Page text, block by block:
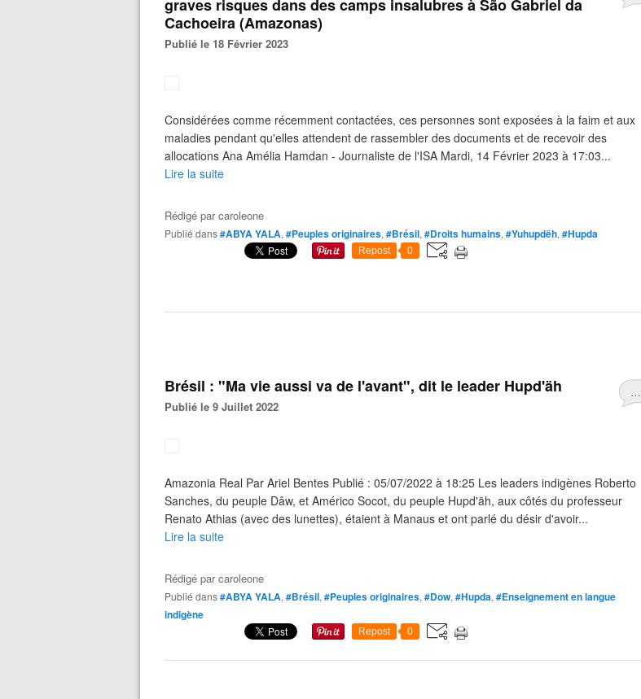
graves risques dans des camps insalubres à São Gabriel da
Cachoeira (Amazonas)
Publié le 18 Février 2023
Considérées comme récemment contactées, ces personnes sont exposées à la faim et aux
maladies pendant qu'elles attendent de rassembler des documents et de recevoir des
allocations Ana Amélia Hamdan - Journaliste de l'ISA Mardi, 14 Février 2023 à 17:03...
Lire la suite
Rédigé parcaroleone
Publié dans#ABYA YALA, #Peuples originaires, #Brésil, #Droits humains, #Yuhupdëh, #Hupda
Repost 0
…
Brésil : "Ma vie aussi va de l'avant", dit le leader Hupd'äh
Publié le 9 Juillet 2022
Amazonia Real Par Ariel Bentes Publié : 05/07/2022 à 18:25 Les leaders indigènes Roberto
Sanches, du peuple Dâw, et Américo Socot, du peuple Hupd'äh, aux côtés du professeur
Renato Athias (avec des lunettes), étaient à Manaus et ont parlé du désir d'avoir...
Lire la suite
Rédigé parcaroleone
Publié dans#ABYA YALA, #Brésil, #Peuples originaires, #Dow, #Hupda, #Enseignement en langue
indigène
Repost 0